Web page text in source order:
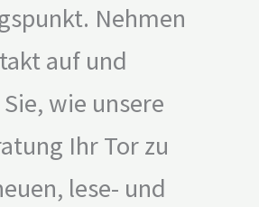
Nehmen
auf und
wie unsere
Ihr Tor zu
lese- und